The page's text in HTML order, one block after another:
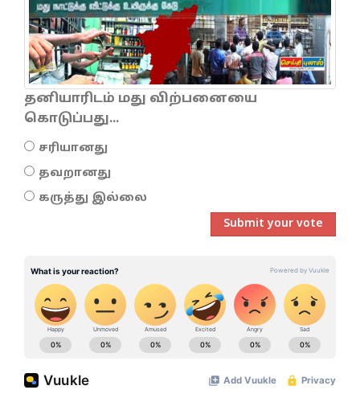
தனியாரிடம் மது விற்பனையை
கொடுப்பது...
சரியானது
தவறானது
கருத்து இல்லை
Submit your vote